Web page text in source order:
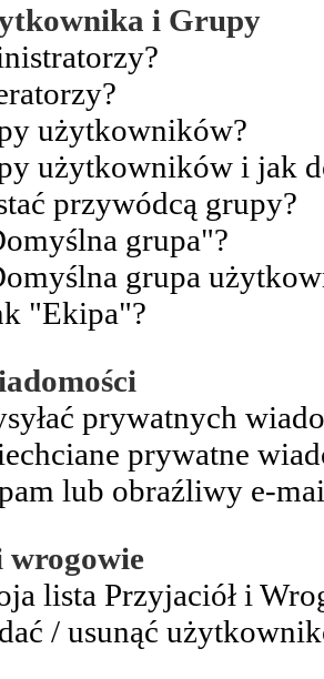
i Grupy
użytkowników?
użytkowników i jak
przywódcą grupy?
grupa"?
grupa
"Ekipa"?
prywatnych
prywatne
lub obraźliwy e-
wrogowie
lista Przyjaciół i
/ usunąć